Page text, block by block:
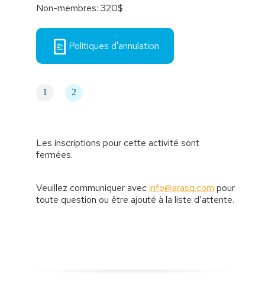
Non-membres: 320$
Politiques d'annulation
1 2
Les inscriptions pour cette activité sont
fermées.
Veuillez communiquer avecinfo@arasq.com pour
toute question ou être ajouté à la liste d’attente.